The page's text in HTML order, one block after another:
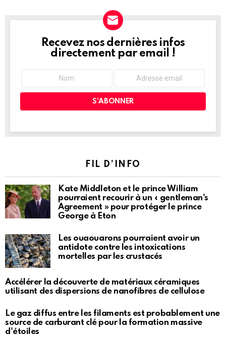
NEWSLETTER
Recevez nos dernières infos
directement par email !
FIL D’INFO
Kate Middleton et le prince William
pourraient recourir à un « gentleman's
Agreement » pour protéger le prince
George à Eton
Les ouaouarons pourraient avoir un
antidote contre les intoxications
mortelles par les crustacés
Accélérer la découverte de matériaux céramiques
utilisant des dispersions de nanofibres de cellulose
Le gaz diffus entre les filaments est probablement une
source de carburant clé pour la formation massive
d'étoiles